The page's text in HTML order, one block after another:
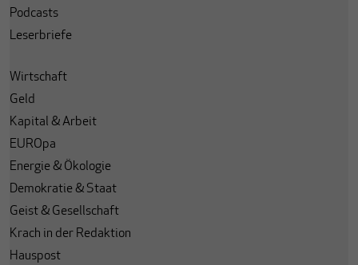
Podcasts
Leserbriefe
Wirtschaft
Geld
Kapital & Arbeit
EUROpa
Energie & Ökologie
Demokratie & Staat
Geist & Gesellschaft
Krach in der Redaktion
Hauspost